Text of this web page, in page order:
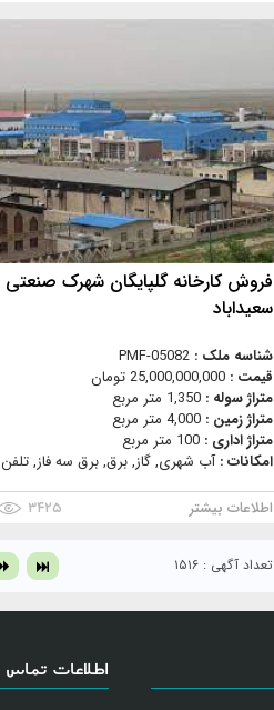
فروش کارخانه گلپایگان شهرک صنعتی
سعیداباد
شناسه ملک : PMF-05082
قیمت : 25,000,000,000 تومان
متراژ سوله : 1,350 متر مربع
متراژ زمین : 4,000 متر مربع
متراژ اداری : 100 متر مربع
امکانات :آب شهری, گاز, برق, برق سه فاز, تلفن
اطلاعات بیشتر
۳۴۲۵
تعداد آگهی : ۱۵۱۶
اطلاعات تماس